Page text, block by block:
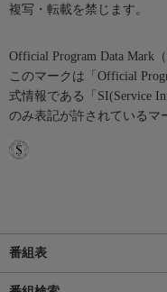
複写・転載を禁じます。
Official Program Data Mark
このマークは「Official
式情報である「SI(Service
のみ表記が許されているマ
番組表